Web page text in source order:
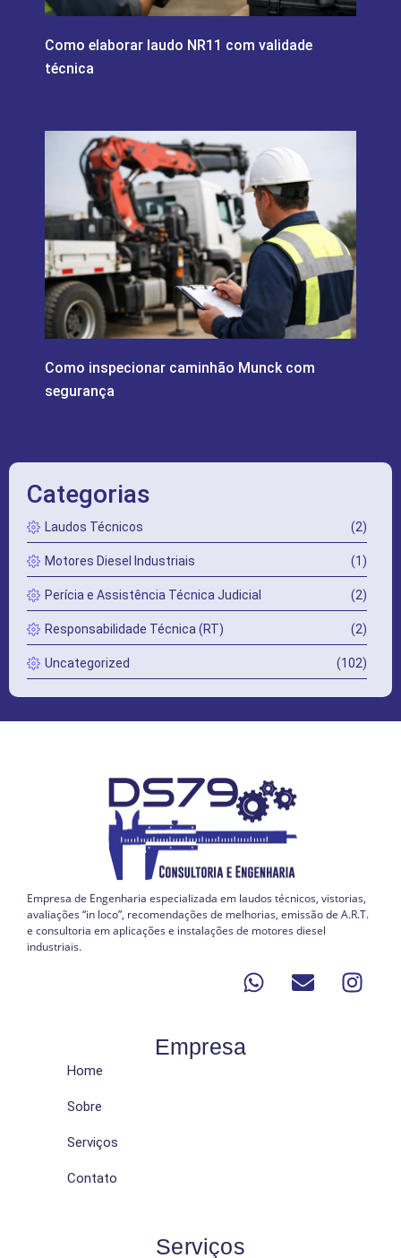
Como elaborar laudo NR11 com validade
técnica
Como inspecionar caminhão Munck com
segurança
Categorias
Laudos Técnicos (2)
Motores Diesel Industriais (1)
Perícia e Assistência Técnica Judicial (2)
Responsabilidade Técnica (RT) (2)
Uncategorized (102)
Empresa de Engenharia especializada em laudos técnicos, vistorias,
avaliações “in loco”, recomendações de melhorias, emissão de A.R.T.
e consultoria em aplicações e instalações de motores diesel
industriais.
Empresa
Home
Sobre
Serviços
Contato
Serviços